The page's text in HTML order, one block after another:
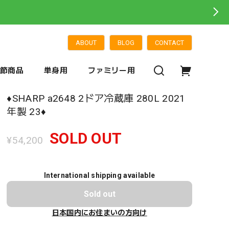
ABOUT BLOG CONTACT
商品 単身用 ファミリー用
♦️SHARP a2648 2ドア冷蔵庫 280L 2021
年製 23♦️
¥54,200 SOLD OUT
International shipping available
Sold out
日本国内にお住まいの方向け